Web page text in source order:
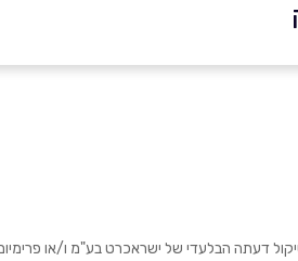
דעתה הבלעדי של ישראכרט בע"מ ו/או פרימיום